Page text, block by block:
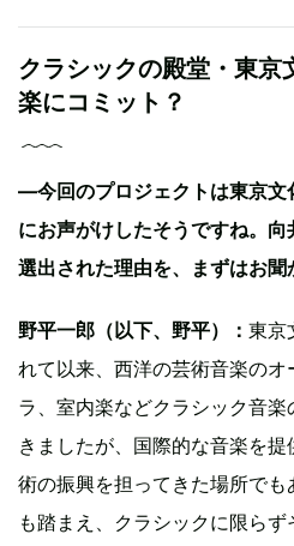
クラシックの殿堂・東京
楽にコミット？
―今回のプロジェクトは東京文
にお声がけしたそうですね。
選出された理由を、まずはお聞
野平一郎（以下、野平）： 東京
れて以来、西洋の芸術音楽の
ラ、室内楽などクラシック音
きましたが、国際的な音楽を
術の振興を担ってきた場所で
も踏まえ、クラシックに限ら